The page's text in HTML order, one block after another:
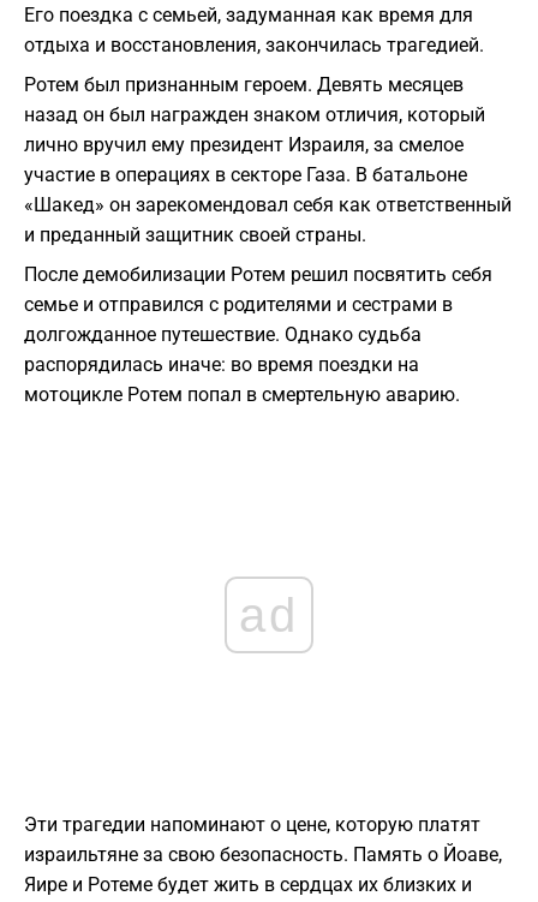
Его поездка с семьей, задуманная как время для
отдыха и восстановления, закончилась трагедией.
Ротем был признанным героем. Девять месяцев
назад он был награжден знаком отличия, который
лично вручил ему президент Израиля, за смелое
участие в операциях в секторе Газа. В батальоне
«Шакед» он зарекомендовал себя как ответственный
и преданный защитник своей страны.
После демобилизации Ротем решил посвятить себя
семье и отправился с родителями и сестрами в
долгожданное путешествие. Однако судьба
распорядилась иначе: во время поездки на
мотоцикле Ротем попал в смертельную аварию.
ad
Эти трагедии напоминают о цене, которую платят
израильтяне за свою безопасность. Память о Йоаве,
Яире и Ротеме будет жить в сердцах их близких и